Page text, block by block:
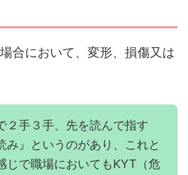
合において、変形、損傷又は
２手３手、先を読んで指す
み』というのがあり、これと
じで職場においてもKYT（危